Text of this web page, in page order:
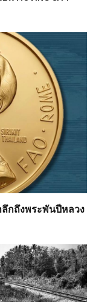
กถึงพระพันปีหลวง